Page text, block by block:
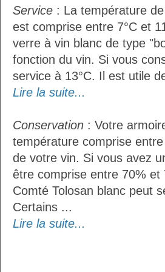
Service : La température
est comprise entre 7°C et
verre à vin blanc de type
fonction du vin. Si vous
service à 13°C. Il est utile
Lire la suite...
Conservation : Votre
température comprise
de votre vin. Si vous avez
être comprise entre 70% et
Comté Tolosan blanc peut
Certains ...
Lire la suite...